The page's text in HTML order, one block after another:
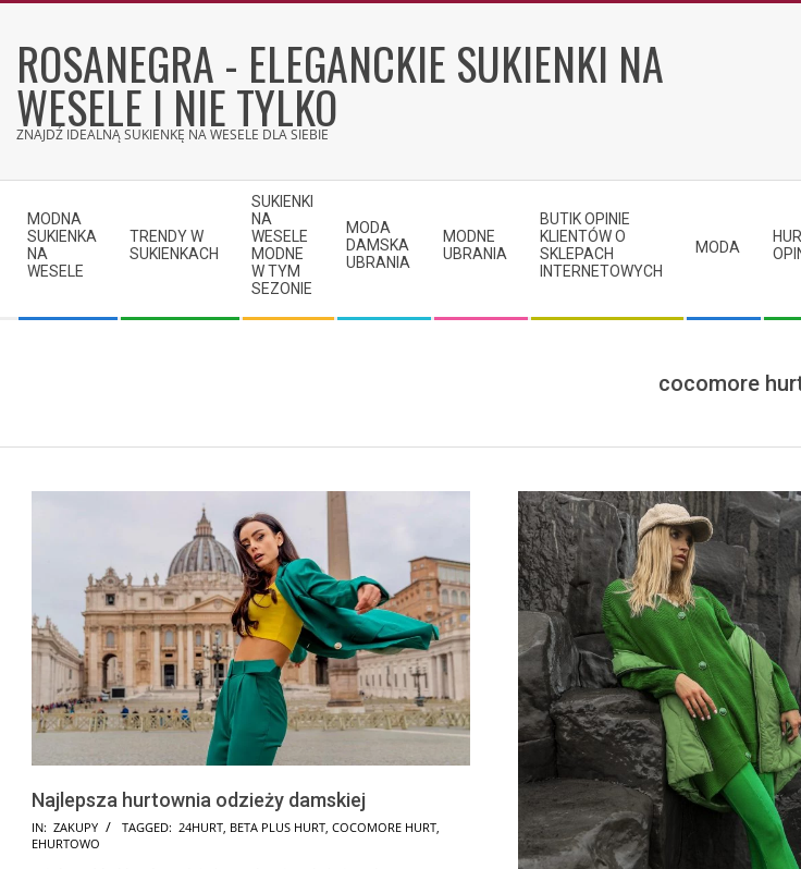
contentROSANEGRA - ELEGANCKIE SUKIENKI NA
WESELE I NIE TYLKO
ZNAJDŹ IDEALNĄ SUKIENKĘ NA WESELE DLA SIEBIE
Navigation
Menu
MODNA
SUKIENKA
NA
WESELE
TRENDY W
SUKIENKACH
SUKIENKI
NA
WESELE
MODNE
W TYM
SEZONIE
MODA
DAMSKA
UBRANIA
MODNE
UBRANIA
BUTIK OPINIE
KLIENTÓW O
SKLEPACH
INTERNETOWYCH
MODA
cocomore
Najlepsza hurtownia odzieży damskiej
2025-
07-
IN: ZAKUPY TAGGED: 24HURT BETA PLUS HURT COCOMORE HURT
EHURTOWO